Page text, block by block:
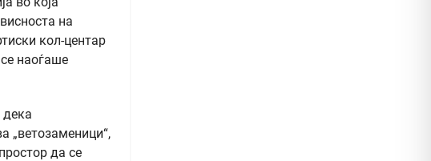
на
кол-центар
наоѓаше
дека
„ветозаменици“,
да се